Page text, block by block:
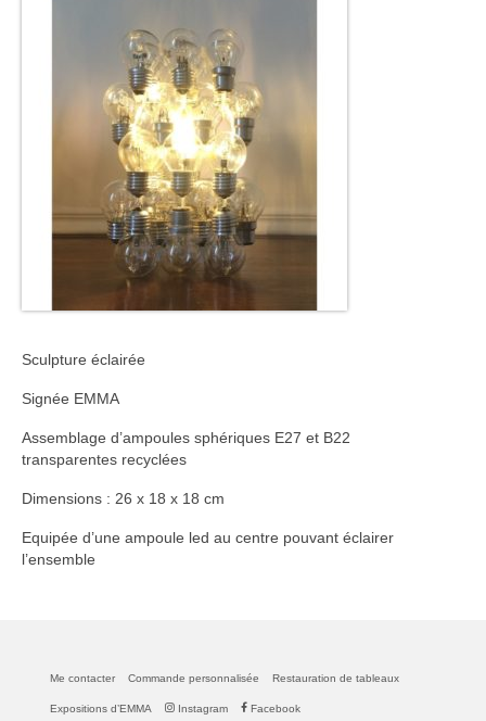
Sculpture éclairée
Signée EMMA
Assemblage d’ampoules sphériques E27 et B22
transparentes recyclées
Dimensions : 26 x 18 x 18 cm
Equipée d’une ampoule led au centre pouvant éclairer
l’ensemble
Me contacter Commande personnalisée Restauration de tableaux
Expositions d’EMMA Instagram Facebook